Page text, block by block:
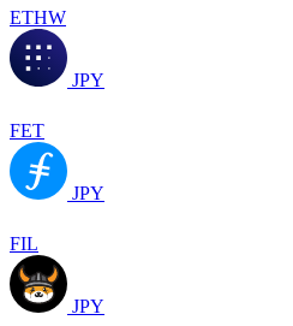
ETHW
JPY
FET
JPY
FIL
JPY